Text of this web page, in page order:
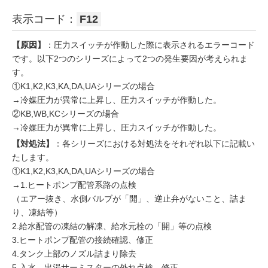
表示コード： F12
【原因】
：圧力スイッチが作動した際に表示されるエラーコード
です。以下2つのシリーズによって2つの発生要因が考えられま
す。
①K1,K2,K3,KA,DA,UAシリーズの場合
→冷媒圧力が異常に上昇し、圧力スイッチが作動した。
②KB,WB,KCシリーズの場合
→冷媒圧力が異常に上昇し、圧力スイッチが作動した。
【対処法】
：各シリーズにおける対処法をそれぞれ以下に記載い
たします。
①K1,K2,K3,KA,DA,UAシリーズの場合
→1.ヒートポンプ配管系路の点検
（エアー抜き、水側バルブが「開」、逆止弁がないこと、詰ま
り、凍結等）
2.給水配管の凍結の解凍、給水元栓の「開」等の点検
3.ヒートポンプ配管の接続確認、修正
4.タンク上部のノズル詰まり除去